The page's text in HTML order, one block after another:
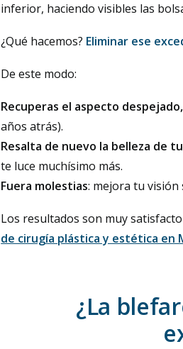
inferior, haciendo visibles las
¿Qué hacemos? Eliminar ese
De este modo:
Recuperas el aspecto
años atrás).
Resalta de nuevo la belleza de
te luce muchísimo más.
Fuera molestias: mejora tu visión
Los resultados son muy
de cirugía plástica y estética en
¿La